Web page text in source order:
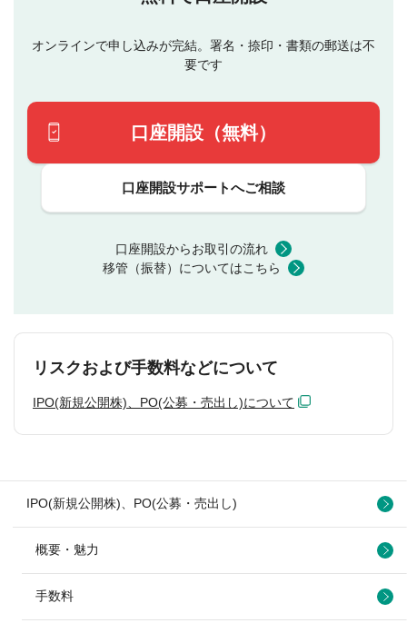
オンラインで申し込みが完結。署名・捺印・書類の郵送は不
要です
口座開設（無料）
口座開設サポートへご相談
口座開設からお取引の流れ
移管（振替）についてはこちら
リスクおよび手数料などについて
IPO(新規公開株)、PO(公募・売出し)について
IPO(新規公開株)、PO(公募・売出し)
概要・魅力
手数料